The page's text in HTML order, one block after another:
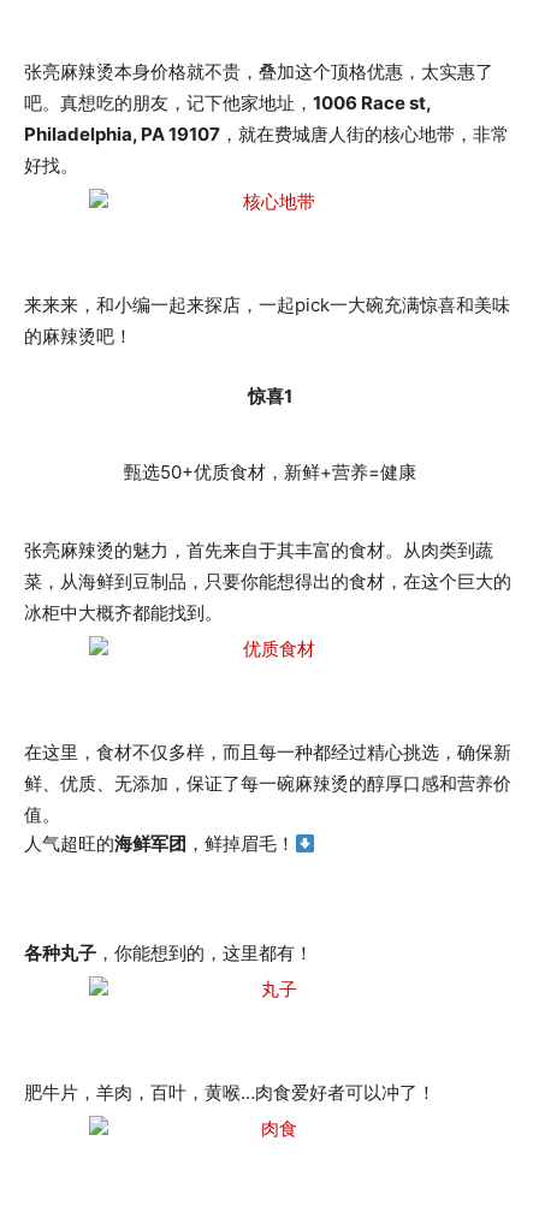
张亮麻辣烫本身价格就不贵，叠加这个顶格优惠，太实惠了
吧。真想吃的朋友，记下他家地址， 1006 Race st,
Philadelphia, PA 19107 ，就在费城唐人街的核心地带，非常
好找。
来来来，和小编一起来探店，一起pick一大碗充满惊喜和美味
的麻辣烫吧！
惊喜1
甄选50+优质食材，新鲜+营养=健康
张亮麻辣烫的魅力，首先来自于其丰富的食材。从肉类到蔬
菜，从海鲜到豆制品，只要你能想得出的食材，在这个巨大的
冰柜中大概齐都能找到。
在这里，食材不仅多样，而且每一种都经过精心挑选，确保新
鲜、优质、无添加，保证了每一碗麻辣烫的醇厚口感和营养价
值。
人气超旺的海鲜军团 ，鲜掉眉毛！
各种丸子 ，你能想到的，这里都有！
肥牛片，羊肉，百叶，黄喉…肉食爱好者可以冲了！